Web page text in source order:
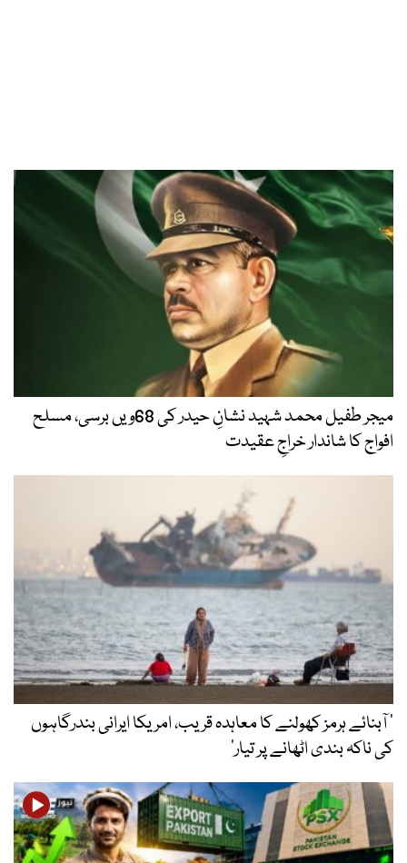
میجر طفیل محمد شہید نشانِ حیدر کی 68ویں برسی، مسلح
افواج کا شاندار خراجِ عقیدت
’ آبنائے ہرمز کھولنے کا معاہدہ قریب، امریکا ایرانی بندرگاہوں
کی ناکہ بندی اٹھانے پر تیار‘